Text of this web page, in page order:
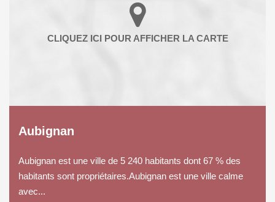
Aubignan
Aubignan est une ville de 5 240 habitants dont 67 % des
habitants sont propriétaires.Aubignan est une ville calme
avec...